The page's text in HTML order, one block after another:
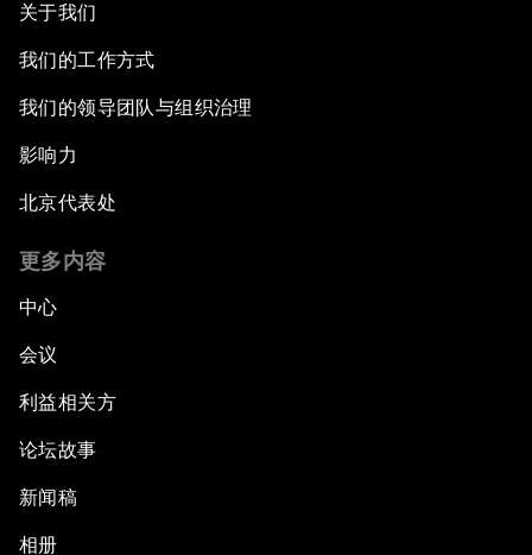
关于我们
我们的工作方式
我们的领导团队与组织治理
影响力
北京代表处
更多内容
中心
会议
利益相关方
论坛故事
新闻稿
相册